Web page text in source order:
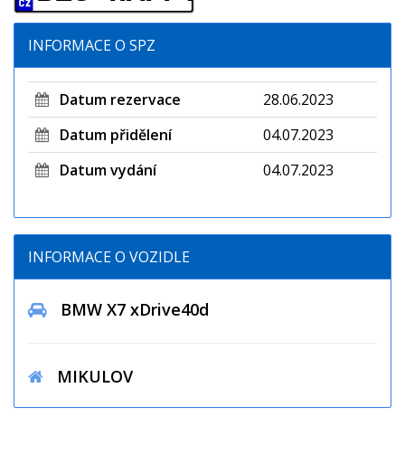
INFORMACE O SPZ
Datum rezervace
28.06.2023
Datum přidělení
04.07.2023
Datum vydání
04.07.2023
INFORMACE O VOZIDLE
BMW X7 xDrive40d
MIKULOV